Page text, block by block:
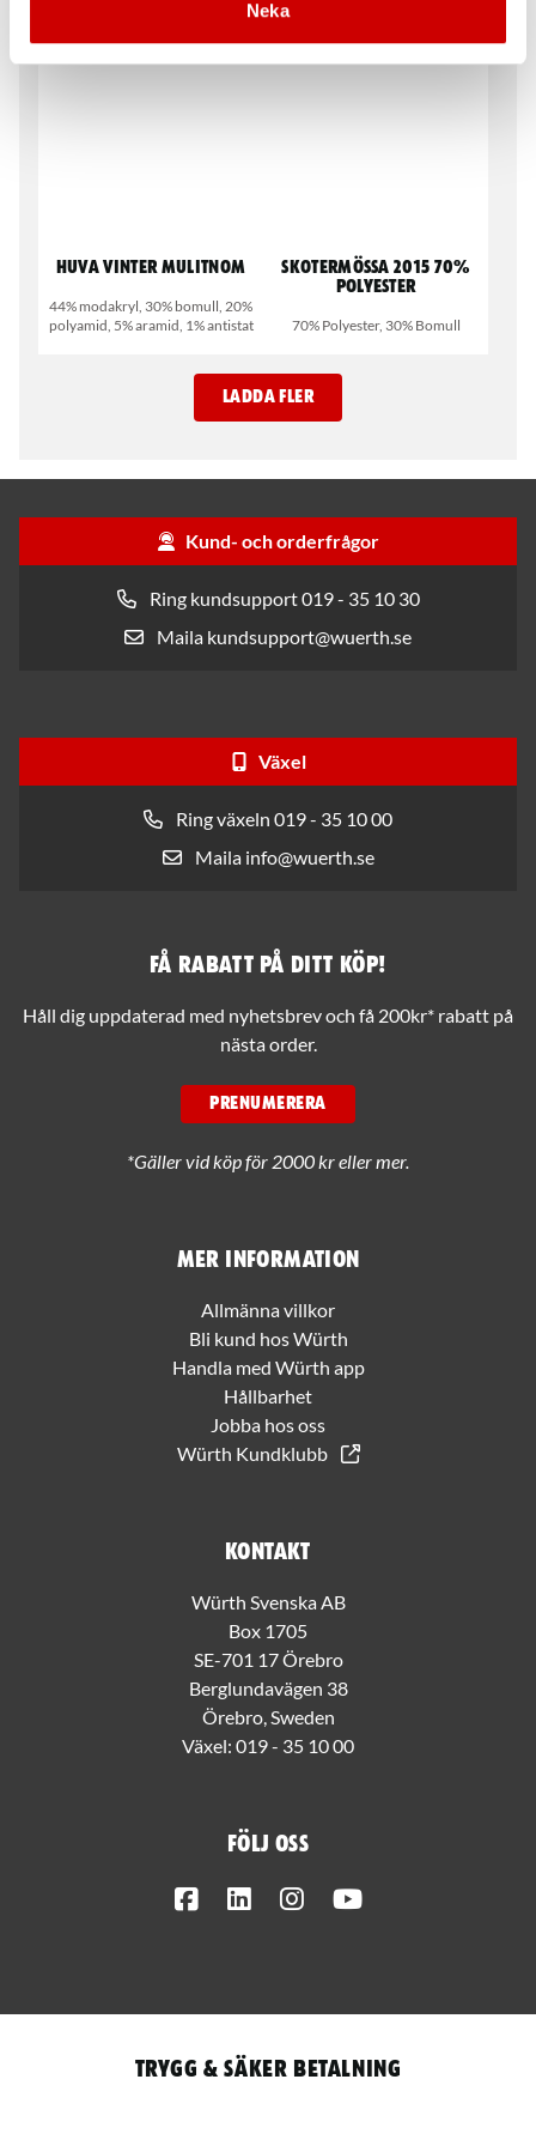
Neka
Huva vinter mulitnom
44% modakryl, 30% bomull, 20%
polyamid, 5% aramid, 1% antistat
Skotermössa 2015 70%
polyester
70% Polyester, 30% Bomull
LADDA FLER
Kund- och orderfrågor
Ring kundsupport 019 - 35 10 30
Maila kundsupport@wuerth.se
Växel
Ring växeln 019 - 35 10 00
Maila info@wuerth.se
Mer information
Allmänna villkor
Bli kund hos Würth
Handla med Würth app
Hållbarhet
Jobba hos oss
Würth Kundklubb
Kontakt
Würth Svenska AB
Box 1705
SE-701 17 Örebro
Berglundavägen 38
Örebro, Sweden
Växel: 019 - 35 10 00
Följ oss
FacebookLinkedInInstagram
Få rabatt på ditt köp!
Håll dig uppdaterad med nyhetsbrev och få 200kr* rabatt på
nästa order.
PRENUMERERA
*Gäller vid köp för 2000 kr eller mer.
Trygg & säker betalning